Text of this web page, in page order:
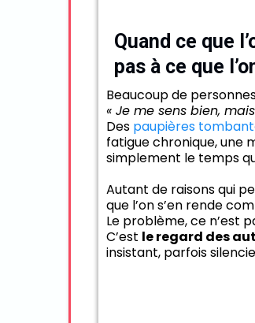
Quand ce que
pas à ce que
Beaucoup de
« Je me sens bien,
Des paupières
fatigue chronique, une
simplement le temps
Autant de raisons qui
que l’on s’en rende
Le problème, ce n’est
C’est le regard des
insistant, parfois